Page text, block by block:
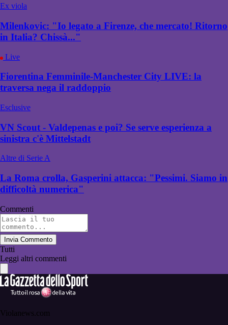
Ex viola
Milenkovic: "Io legato a Firenze, che mercato! Ritorno
in Italia? Chissà..."
Live
Fiorentina Femminile-Manchester City LIVE: la
traversa nega il raddoppio
Esclusive
VN Scout - Valdepenas e poi? Se serve esperienza a
sinistra c'è Mittelstadt
Altre di Serie A
La Roma crolla, Gasperini attacca: "Pessimi. Siamo in
difficoltà numerica"
Commenti
Invia Commento
Tutti
Leggi altri commenti
Violanews.com